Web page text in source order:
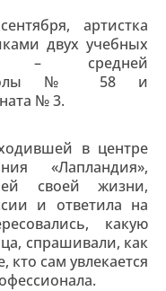
артистка
двух учебных
– средней
школы № 58 и
№ 3.
в центре
«Лапландия»,
своей жизни,
и ответила на
какую
спрашивали, как
сам увлекается